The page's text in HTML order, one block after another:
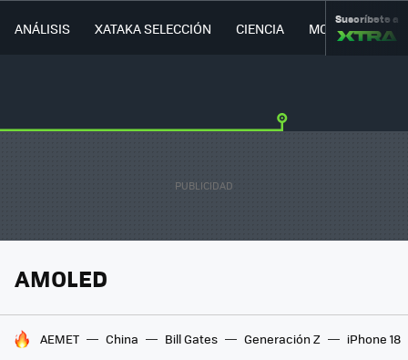
ANÁLISIS XATAKA SELECCIÓN CIENCIA MOVILIDAD
Suscríbete a
AMOLED
HOY SE HABLA DE
AEMET China Bill Gates Generación Z iPhone 18